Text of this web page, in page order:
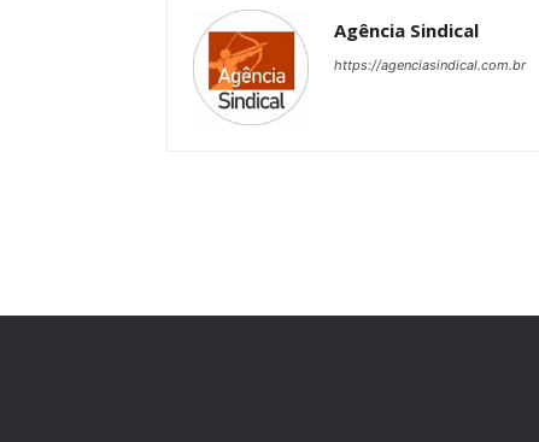
Agência Sindical
https://agenciasindical.com.br